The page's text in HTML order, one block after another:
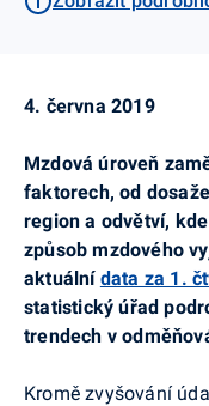
4. června 2019
Mzdová úroveň
faktorech, od
region a odvětví,
způsob mzdového
aktuální data za 1.
statistický úřad
trendech v
Kromě zvyšování